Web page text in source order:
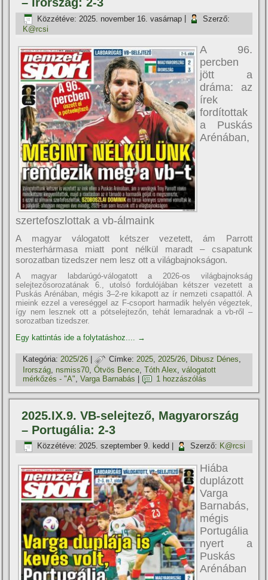
– Írország: 2-3
Közzétéve: 2025. november 16. vasárnap
Szerző:
K@rcsi
A 96.
percben
jött a
dráma: az
írek
fordítottak
a Puskás
Arénában,
szertefoszlottak a vb-álmaink
A magyar válogatott kétszer vezetett, ám Parrott
mesterhármasa miatt pont nélkül maradt – csapatunk
sorozatban tizedszer nem lesz ott a világbajnokságon.
A magyar labdarúgó-válogatott a 2026-os világbajnokság
selejtezősorozatának 6., utolsó fordulójában kétszer vezetett a
Puskás Arénában, mégis 3–2-re kikapott az ír nemzeti csapattól. A
mieink ezzel a vereséggel az F-csoport harmadik helyén végeztek,
így nem lesznek ott a pótselejtezőn, tehát lemaradnak a vb-ről –
sorozatban tizedszer.
Egy kattintás ide a folytatáshoz....
→
Kategória: 2025/26 | Címke: 2025,2025/26, Dibusz Dénes,
Irország nsmiss70 ,Ötvös Bence ,Tóth Alex ,válogatott
mérkőzés - "A",Varga Barnabás 1 hozzászólás
2025.IX.9. VB-selejtező, Magyarország
– Portugália: 2-3
Közzétéve: 2025. szeptember 9. kedd Szerző: K@rcsi
Hiába
duplázott
Varga
Barnabás,
mégis
Portugália
nyert a
Puskás
Arénában